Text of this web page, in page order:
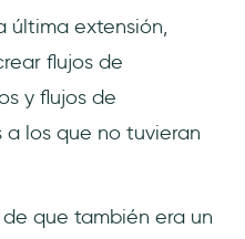
última extensión,
flujos de
y flujos de
los que no tuvieran
que también era un